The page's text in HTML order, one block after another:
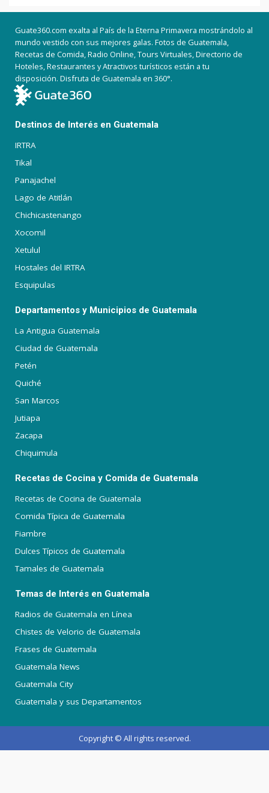
Guate360.com exalta al País de la Eterna Primavera mostrándolo al
mundo vestido con sus mejores galas. Fotos de Guatemala,
Recetas de Comida, Radio Online, Tours Virtuales, Directorio de
Hoteles, Restaurantes y Atractivos turísticos están a tu
disposición. Disfruta de Guatemala en 360°.
Destinos de Interés en Guatemala
IRTRA
Tikal
Panajachel
Lago de Atitlán
Chichicastenango
Xocomil
Xetulul
Hostales del IRTRA
Esquipulas
Departamentos y Municipios de Guatemala
La Antigua Guatemala
Ciudad de Guatemala
Petén
Quiché
San Marcos
Jutiapa
Zacapa
Chiquimula
Recetas de Cocina y Comida de Guatemala
Recetas de Cocina de Guatemala
Comida Típica de Guatemala
Fiambre
Dulces Típicos de Guatemala
Tamales de Guatemala
Temas de Interés en Guatemala
Radios de Guatemala en Línea
Chistes de Velorio de Guatemala
Frases de Guatemala
Guatemala News
Guatemala City
Guatemala y sus Departamentos
Copyright © All rights reserved.